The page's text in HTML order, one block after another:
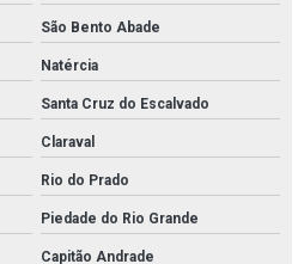
São Bento Abade
Natércia
Santa Cruz do Escalvado
Claraval
Rio do Prado
Piedade do Rio Grande
Capitão Andrade